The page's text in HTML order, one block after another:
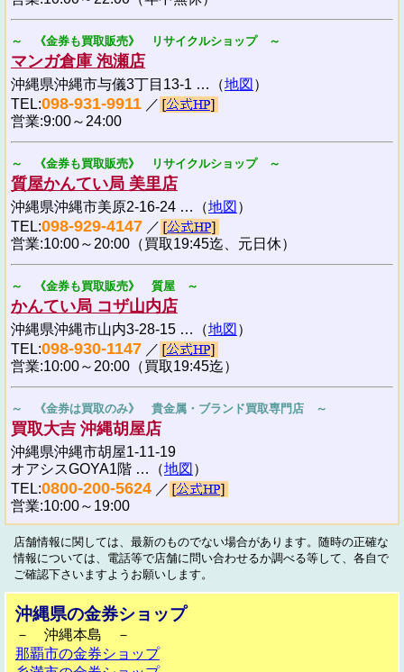
～ 《金券も買取販売》 リサイクルショップ ～
マンガ倉庫 泡瀬店
沖縄県沖縄市与儀3丁目13-1 …（地図 ）
TEL:098-931-9911 ／
営業:9:00～24:00
～ 《金券も買取販売》 リサイクルショップ ～
質屋かんてい局 美里店
沖縄県沖縄市美原2-16-24 …（地図 ）
TEL:098-929-4147 ／
営業:10:00～20:00（買取19:45迄、元日休）
～ 《金券も買取販売》 質屋 ～
かんてい局 コザ山内店
沖縄県沖縄市山内3-28-15 …（地図 ）
TEL:098-930-1147 ／
営業:10:00～20:00（買取19:45迄）
～ 《金券は買取のみ》 貴金属・ブランド買取専門店 ～
買取大吉 沖縄胡屋店
沖縄県沖縄市胡屋1-11-19
オアシスGOYA1階 …（地図 ）
TEL:0800-200-5624 ／
営業:10:00～19:00
店舗情報に関しては、最新のものでない場合があります。随時の正確な
情報については、電話等で店舗に問い合わせるか調べる等して、各自で
ご確認下さいますようお願いします。
沖縄県の金券ショップ
－ 沖縄本島 －
那覇市の金券ショップ